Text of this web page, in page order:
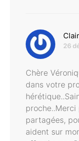
26
Chère
dans votre
partagées,
aident sur